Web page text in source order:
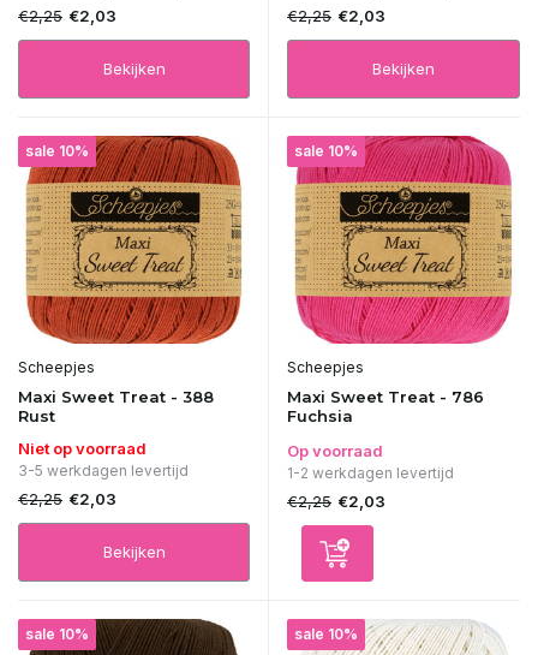
€2,25 €2,03
Bekijken
€2,25 €2,03
Bekijken
sale 10%
Scheepjes
Maxi Sweet Treat - 388
Rust
Niet op voorraad
3-5 werkdagen levertijd
€2,25 €2,03
Bekijken
sale 10%
Scheepjes
Maxi Sweet Treat - 786
Fuchsia
Op voorraad
1-2 werkdagen levertijd
€2,25 €2,03
sale 10% sale 10%